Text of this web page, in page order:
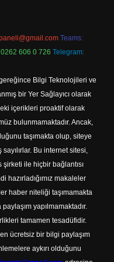
Teams:
606 0 726 Telegram:
Bilgi Teknolojileri ve
bir Yer Sağlayıcı olarak
içerikleri proaktif olarak
bulunmamaktadır. Ancak,
taşımakta olup, siteye
Bu internet sitesi,
ile hiçbir bağlantısı
hazırladığımız makaleler
haber niteliği taşımamakta
yapılmamaktadır.
tamamen tesadüfidir.
ücretsiz bir bilgi paylaşım
aykırı olduğunu